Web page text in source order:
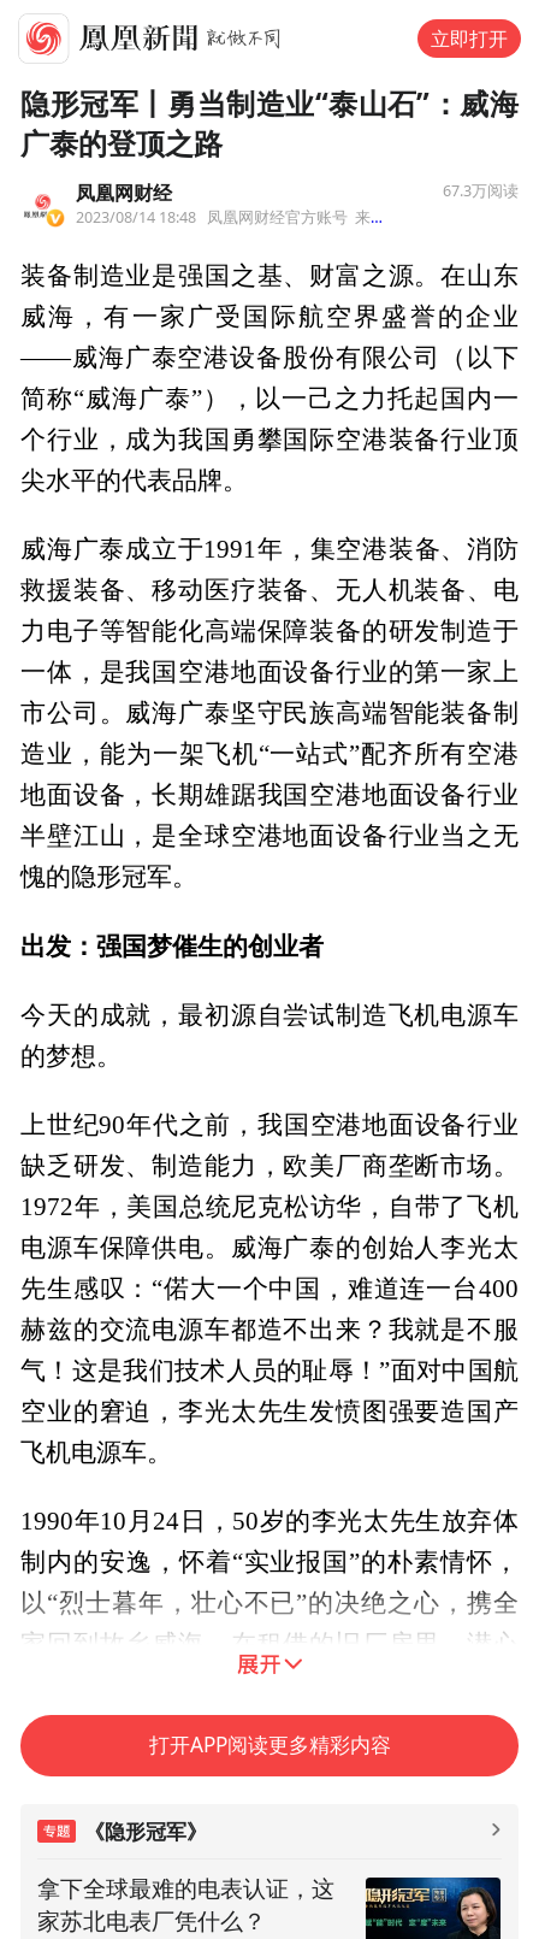
立即打开
隐形冠军丨勇当制造业“泰山石”：威海
广泰的登顶之路
凤凰网财经
2023/08/14 18:48 凤凰网财经官方账号 来自北京市
67.3万阅读
装备制造业是强国之基、财富之源。在山东
威海，有一家广受国际航空界盛誉的企业
——威海广泰空港设备股份有限公司（以下
简称“威海广泰”），以一己之力托起国内一
个行业，成为我国勇攀国际空港装备行业顶
尖水平的代表品牌。
威海广泰成立于1991年，集空港装备、消防
救援装备、移动医疗装备、无人机装备、电
力电子等智能化高端保障装备的研发制造于
一体，是我国空港地面设备行业的第一家上
市公司。威海广泰坚守民族高端智能装备制
造业，能为一架飞机“一站式”配齐所有空港
地面设备，长期雄踞我国空港地面设备行业
半壁江山，是全球空港地面设备行业当之无
愧的隐形冠军。
出发：强国梦催生的创业者
今天的成就，最初源自尝试制造飞机电源车
的梦想。
上世纪90年代之前，我国空港地面设备行业
缺乏研发、制造能力，欧美厂商垄断市场。
1972年，美国总统尼克松访华，自带了飞机
电源车保障供电。威海广泰的创始人李光太
先生感叹：“偌大一个中国，难道连一台400
赫兹的交流电源车都造不出来？我就是不服
气！这是我们技术人员的耻辱！”面对中国航
空业的窘迫，李光太先生发愤图强要造国产
飞机电源车。
1990年10月24日，50岁的李光太先生放弃体
制内的安逸，怀着“实业报国”的朴素情怀，
以“烈士暮年，壮心不已”的决绝之心，携全
家回到故乡威海，在租借的旧厂房里，潜心
库，两间办公室，三、四人的原始团队，5万
元的预付款，构成了创业初期的艰辛回忆。
志强者智达。经过从冬到夏的反复研制，
1991年6月20日，两台型号为WH70PQ1和
WH70PQ2的飞机电源车正式移交到客户手
打开APP阅读更多精彩内容
《隐形冠军》
拿下全球最难的电表认证，这
家苏北电表厂凭什么？